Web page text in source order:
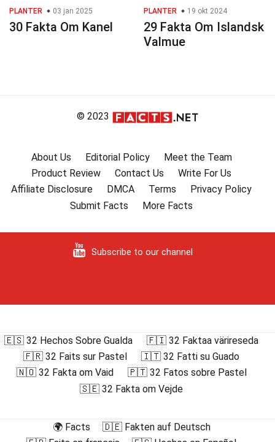
PLANTER 03 jan 2025
30 Fakta Om Kanel
PLANTER 19 okt 2024
29 Fakta Om Islandsk
Valmue
© 2023
About Us Editorial Policy
Meet the Team
Product Review
Contact Us
Write For Us
Affiliate Disclosure
DMCA Terms
Privacy Policy
Submit Facts
More Facts
Subscribe to our channel
🇪🇸 32 Hechos Sobre Gualda
🇫🇮 32 Faktaa värireseda
🇫🇷 32 Faits sur Pastel
🇮🇹 32 Fatti su Guado
🇳🇴 32 Fakta om Vaid
🇵🇹 32 Fatos sobre Pastel
🇸🇪 32 Fakta om Vejde
🌍 Facts
🇩🇪 Fakten auf Deutsch